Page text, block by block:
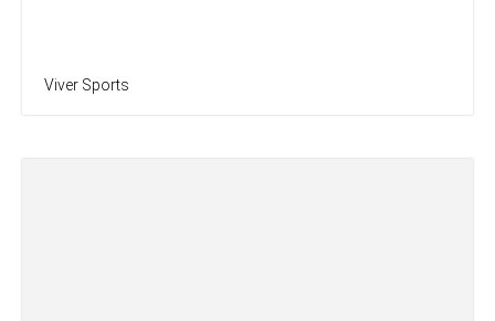
Viver Sports